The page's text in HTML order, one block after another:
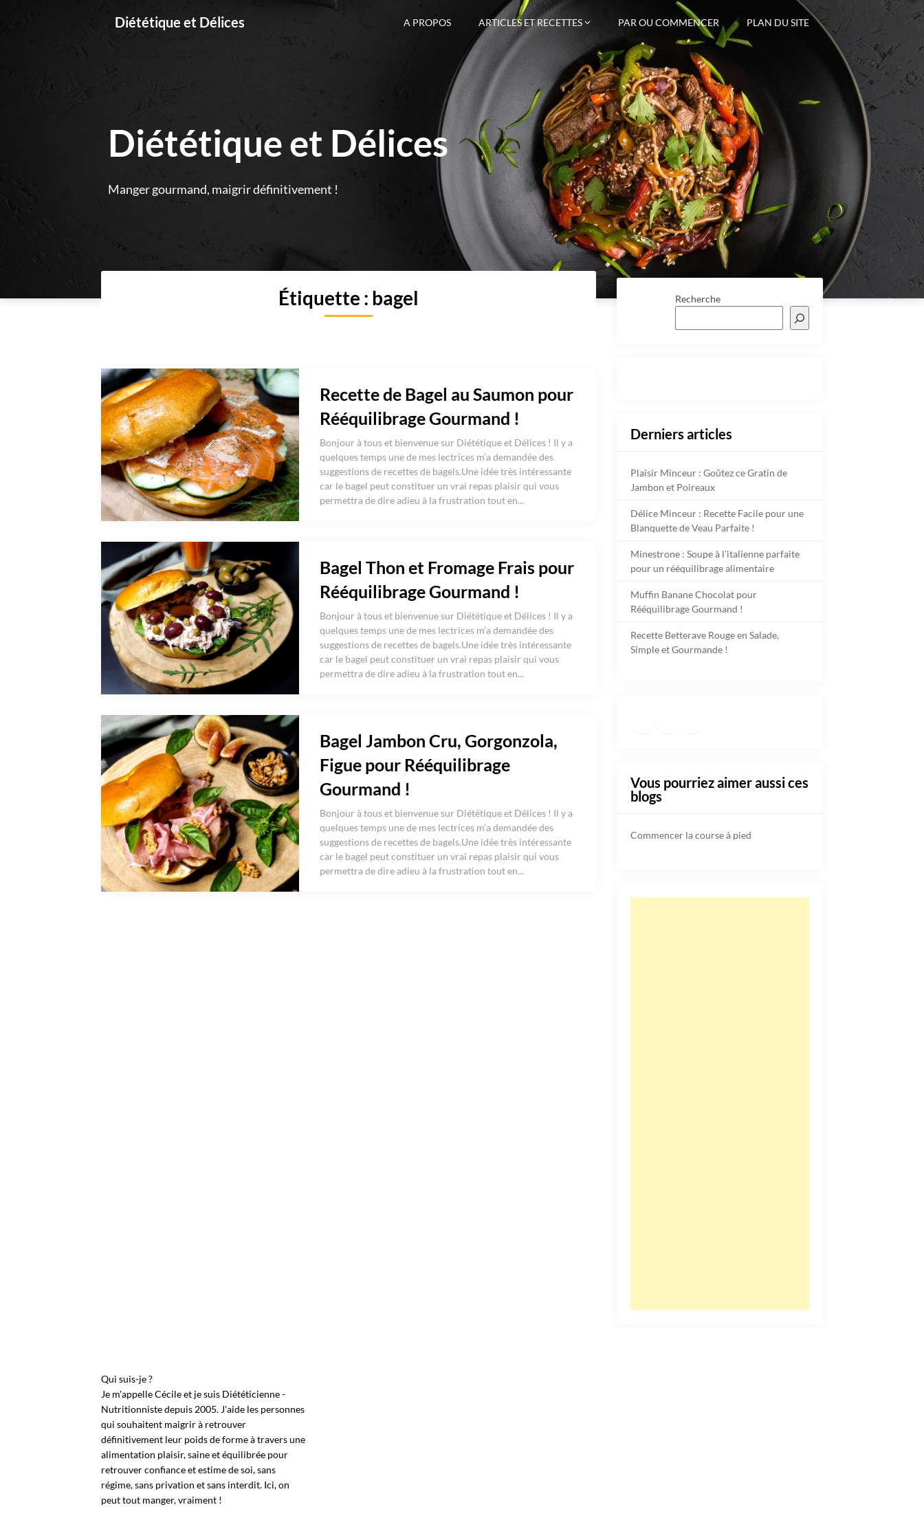
Diététique et Délices A PROPOS ARTICLES ET RECETTES PAR OU COMMENCER PLAN DU SITE
Diététique et Délices
Manger gourmand, maigrir définitivement !
Étiquette : bagel
Recette de Bagel au Saumon pour
Rééquilibrage Gourmand !
Bonjour à tous et bienvenue sur Diététique et Délices ! Il y a
quelques temps une de mes lectrices m’a demandée des
suggestions de recettes de bagels.Une idée très intéressante
car le bagel peut constituer un vrai repas plaisir qui vous
permettra de dire adieu à la frustration tout en...
Bagel Thon et Fromage Frais pour
Rééquilibrage Gourmand !
Bonjour à tous et bienvenue sur Diététique et Délices ! Il y a
quelques temps une de mes lectrices m’a demandée des
suggestions de recettes de bagels.Une idée très intéressante
car le bagel peut constituer un vrai repas plaisir qui vous
permettra de dire adieu à la frustration tout en...
Bagel Jambon Cru, Gorgonzola,
Figue pour Rééquilibrage
Gourmand !
Bonjour à tous et bienvenue sur Diététique et Délices ! Il y a
quelques temps une de mes lectrices m’a demandée des
suggestions de recettes de bagels.Une idée très intéressante
car le bagel peut constituer un vrai repas plaisir qui vous
permettra de dire adieu à la frustration tout en...
Recherche
Derniers articles
Plaisir Minceur : Goûtez ce Gratin de
Jambon et Poireaux
Délice Minceur : Recette Facile pour une
Blanquette de Veau Parfaite !
Minestrone : Soupe à l’italienne parfaite
pour un rééquilibrage alimentaire
Muffin Banane Chocolat pour
Rééquilibrage Gourmand !
Recette Betterave Rouge en Salade,
Simple et Gourmande !
Vous pourriez aimer aussi ces
blogs
Commencer la course à pied
Qui suis-je ?
Je m'appelle Cécile et je suis Diététicienne -
Nutritionniste depuis 2005. J'aide les personnes
qui souhaitent maigrir à retrouver
définitivement leur poids de forme à travers une
alimentation plaisir, saine et équilibrée pour
retrouver confiance et estime de soi, sans
régime, sans privation et sans interdit. Ici, on
peut tout manger, vraiment !